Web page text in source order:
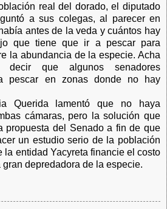
real del dorado, el diputado
a sus colegas, al parecer en
antes de la veda y cuántos hay
que tiene que ir a pescar para
la abundancia de la especie. Acha
decir que algunos senadores
pescar en zonas donde no hay
Querida lamentó que no haya
cámaras, pero la solución que
propuesta del Senado a fin de que
un estudio serio de la población
la entidad Yacyreta financie el costo
depredadora de la especie.